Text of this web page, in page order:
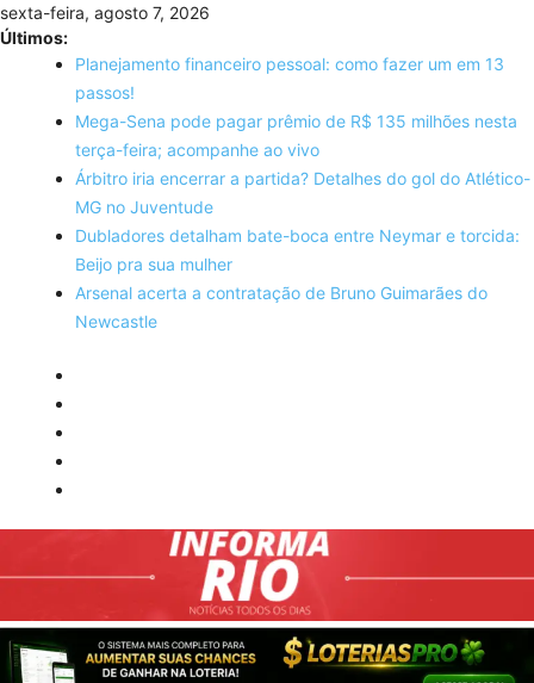
Skip
to
content
sexta-feira, agosto 7, 2026
Últimos:
Planejamento financeiro pessoal: como fazer um em 13
passos!
Mega-Sena pode pagar prêmio de R$ 135 milhões nesta
terça-feira; acompanhe ao vivo
Árbitro iria encerrar a partida? Detalhes do gol do Atlético-
MG no Juventude
Dubladores detalham bate-boca entre Neymar e torcida:
Beijo pra sua mulher
Arsenal acerta a contratação de Bruno Guimarães do
Newcastle